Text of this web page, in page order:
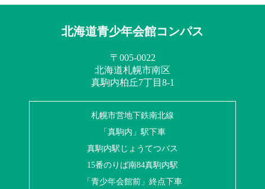
北海道青少年会館コンパス
〒005-0022
北海道札幌市南区
真駒内柏丘7丁目8-1
札幌市営地下鉄南北線
「真駒内」駅下車
真駒内駅じょうてつバス
15番のりば南84真駒内駅
「青少年会館前」終点下車